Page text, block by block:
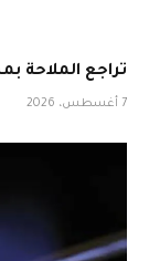
تراجع الملاحة
7 أغسطس، 2026